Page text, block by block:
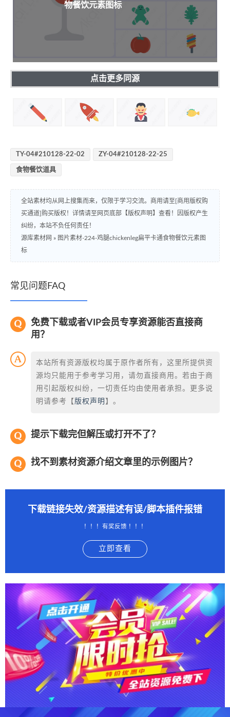
物餐饮元素图标
点击更多同源
TY-04#210128-22-02 ZY-04#210128-22-25
食物餐饮道具
全站素材均从网上搜集而来，仅限于学习交流。商用请至[商用版权购
买通道]购买版权！详情请至网页底部【版权声明】查看！因版权产生
纠纷，本站不负任何责任！
源库素材网 » 图片素材-224-鸡腿chickenleg扁平卡通食物餐饮元素图
标
常见问题FAQ
免费下载或者VIP会员专享资源能否直接商
用？
本站所有资源版权均属于原作者所有，这里所提供资
源均只能用于参考学习用，请勿直接商用。若由于商
用引起版权纠纷，一切责任均由使用者承担。更多说
明请参考【 版权声明 】。
提示下载完但解压或打开不了？
找不到素材资源介绍文章里的示例图片？
下载链接失效/资源描述有误/脚本插件报错
！！！有奖反馈 ！！！
立即查看